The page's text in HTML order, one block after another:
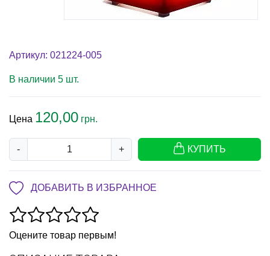
Артикул: 021224-005
В наличии 5 шт.
Цена 120,00 грн.
- + КУПИТЬ
ДОБАВИТЬ В ИЗБРАННОЕ
Оцените товар первым!